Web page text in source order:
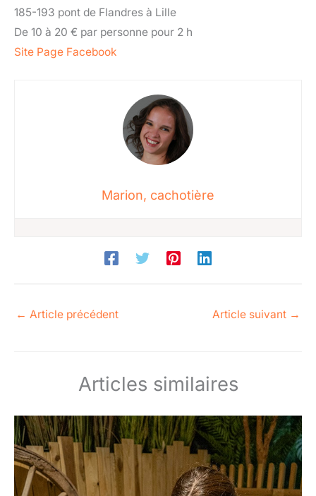
185-193 pont de Flandres à Lille
De 10 à 20 € par personne pour 2 h
Site Page Facebook
Marion, cachotière
← Article précédent Article suivant →
Articles similaires